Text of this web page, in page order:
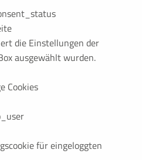
die Einstellungen der
ausgewählt wurden.
Cookies
für eingeloggten
Sie bitte der Auflistung auf